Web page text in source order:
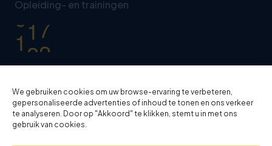
We gebruiken cookies om uw browse-ervaring te verbeteren,
gepersonaliseerde advertenties of inhoud te tonen en ons verkeer
te analyseren. Door op "Akkoord" te klikken, stemt u in met ons
gebruik van cookies.
Opleiding- en trainingen
0
1
3
4
3
8
opleidingenop het gebied van transport en
logistiek.